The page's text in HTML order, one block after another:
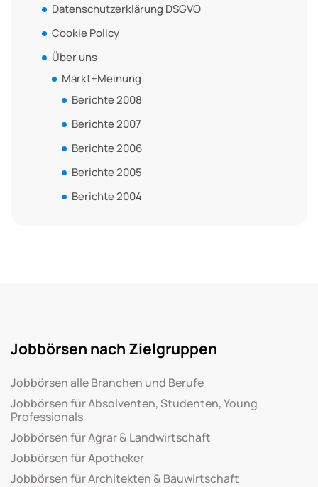
Datenschutzerklärung DSGVO
Cookie Policy
Über uns
Markt+Meinung
Berichte 2008
Berichte 2007
Berichte 2006
Berichte 2005
Berichte 2004
Jobbörsen nach Zielgruppen
Jobbörsen alle Branchen und Berufe
Jobbörsen für Absolventen, Studenten, Young
Professionals
Jobbörsen für Agrar & Landwirtschaft
Jobbörsen für Apotheker
Jobbörsen für Architekten & Bauwirtschaft